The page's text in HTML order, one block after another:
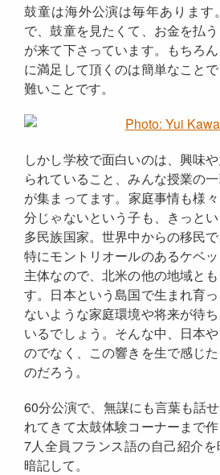
鼓童は海外公演は毎年あります
で、鼓童を見たくて、お金を払
が来て下さっています。もちろ
に満足して頂くのは簡単なこと
難いことです。
しかし学校で面白いのは、興味
られていること、みんな授業の
が集まってます。家庭事情も様
分じゃないという子も、きっと
多民族国家。世界中からの移民で
特にモントリオールのあるケベ
主体なので、北米の他の地域と
す。日本という島国で生まれ育
ないような家庭環境や将来が待
いるでしょう。そんな中、日本
のでなく、この響きを生で感じ
のだろう。
60分公演で、無謀にも言葉も話
れてきて太鼓体験コーナーまで作
7人全員フランス語の自己紹介
暗記して。